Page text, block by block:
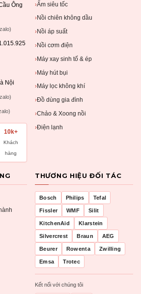
Ông
Nội
10k+
Khách
hàng
›Ấm siêu tốc
› Nồi chiên không dầu
› Nồi áp suất
› Nồi cơm điện
›Máy xay sinh tố & ép
›Máy hút bụi
› Máy lọc không khí
›Đồ dùng gia đình
›Chảo & Xoong nồi
›Điện lạnh
THƯƠNG HIỆU ĐỐI TÁC
Bosch Philips Tefal
Fissler WMF Silit
KitchenAid Klarstein
Silvercrest Braun AEG
Beurer Rowenta Zwilling
Emsa Trotec
Kết nối với chúng tôi